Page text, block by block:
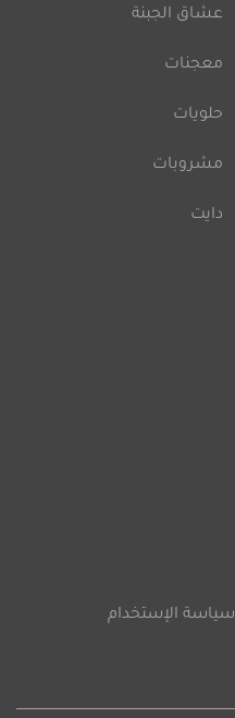
عشاق الجبنة
معجنات
حلويات
مشروبات
دايت
سياسة الإستخدام